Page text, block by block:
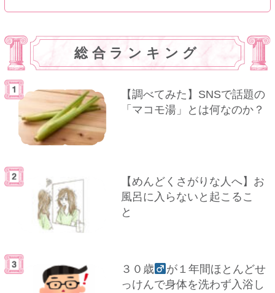
総合ランキング
【調べてみた】SNSで話題の
「マコモ湯」とは何なのか？
【めんどくさがりな人へ】お
風呂に入らないと起こるこ
と
３０歳
が１年間ほとんどせ
っけんで身体を洗わず入浴し